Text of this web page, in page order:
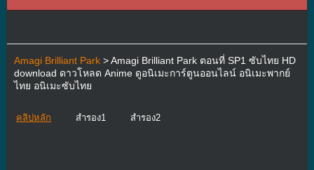
Amagi Brilliant Park> Amagi Brilliant Park ตอนที่ SP1 ซับไทย HD
download ดาวโหลด Anime ดูอนิเมะการ์ตูนออนไลน์ อนิเมะพากย์
ไทย อนิเมะซับไทย
คลิปหลัก สำรอง1 สำรอง2